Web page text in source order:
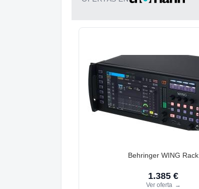
Behringer WING Rack
1.385 €
Ver oferta →